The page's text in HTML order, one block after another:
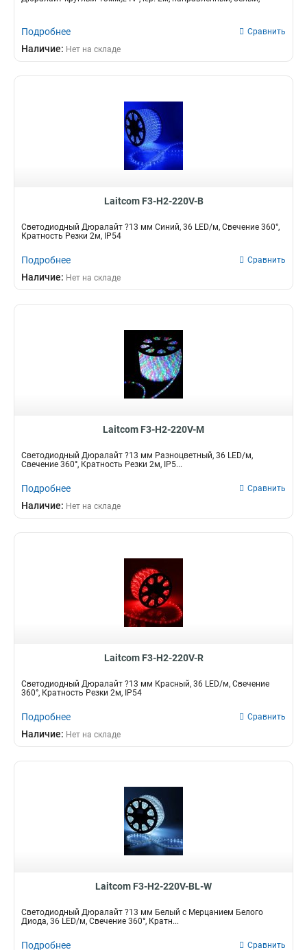
Подробнее Сравнить
Наличие: Нет на складе
Laitcom F3-H2-220V-B
Светодиодный Дюралайт ?13 мм Синий, 36 LED/м, Свечение 360°,
Кратность Резки 2м, IP54
Подробнее Сравнить
Наличие: Нет на складе
Laitcom F3-H2-220V-M
Светодиодный Дюралайт ?13 мм Разноцветный, 36 LED/м,
Свечение 360°, Кратность Резки 2м, IP5...
Подробнее Сравнить
Наличие: Нет на складе
Laitcom F3-H2-220V-R
Светодиодный Дюралайт ?13 мм Красный, 36 LED/м, Свечение
360°, Кратность Резки 2м, IP54
Подробнее Сравнить
Наличие: Нет на складе
Laitcom F3-H2-220V-BL-W
Светодиодный Дюралайт ?13 мм Белый с Мерцанием Белого
Диода, 36 LED/м, Свечение 360°, Кратн...
Подробнее Сравнить